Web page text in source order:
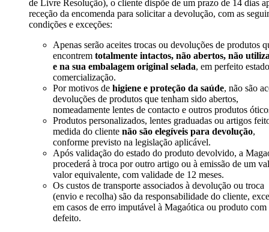
de Livre Resolução), o cliente dispõe de um prazo de 14 dias
receção da encomenda para solicitar a devolução, com as
condições e exceções:
Apenas serão aceites trocas ou devoluções de produtos
encontrem totalmente intactos, não abertos, não
e na sua embalagem original selada, em perfeito
comercialização.
Por motivos de higiene e proteção da saúde, não são
devoluções de produtos que tenham sido abertos,
nomeadamente lentes de contacto e outros produtos
Produtos personalizados, lentes graduadas ou artigos
medida do cliente não são elegíveis para devolução,
conforme previsto na legislação aplicável.
Após validação do estado do produto devolvido, a
procederá à troca por outro artigo ou à emissão de um
valor equivalente, com validade de 12 meses.
Os custos de transporte associados à devolução ou troca
(envio e recolha) são da responsabilidade do cliente,
em casos de erro imputável à Magaótica ou produto com
defeito.